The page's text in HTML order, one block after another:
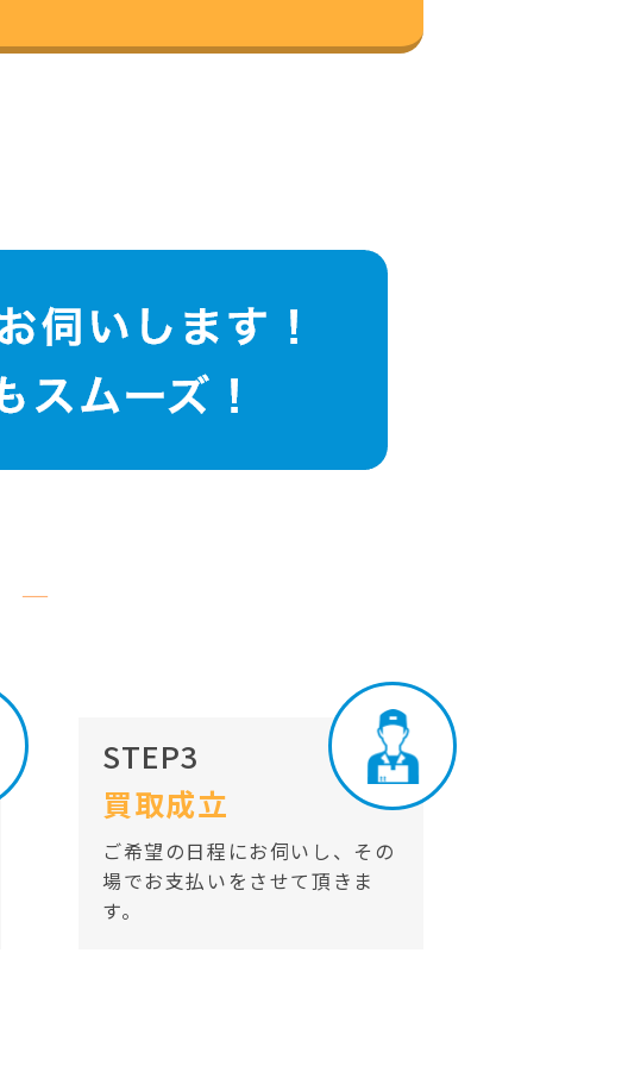
STEP3
買取成立
ご希望の日程にお伺いし、その
場でお支払いをさせて頂きま
す。